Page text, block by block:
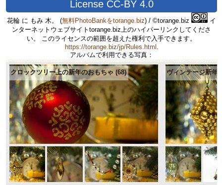
License CC-BY 4.0
花輪 に もみ 木。 (無料PhotoBankをtorange.biz) / ©torange.biz
イ
ンターネットウェブサイトtorange.biz上のハイパーリンクしてくださ
い。 このライセンスの範囲を超えた権利で入手できます。
https://torange.biz/jp/Rules.html
アルバムで利用できる写真：
クロックツリー上の新年のおもちゃ (68) ヴィンテージ新年